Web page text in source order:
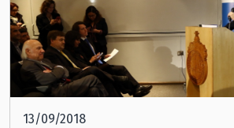
13/09/2018